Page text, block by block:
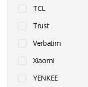
TCL
Trust
Verbatim
Xiaomi
YENKEE